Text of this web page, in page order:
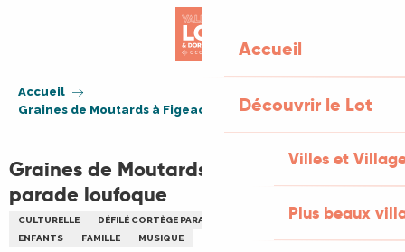
Accueil
Découvrir le Lot
Villes et
Plus beaux
Accueil
Graines de Moutards à Figeac : la parade loufoque
Graines de Moutards à Figeac : la
parade loufoque
CULTURELLE DÉFILÉ CORTÈGE PARADE
EVÉNEMENT JEUNE PUBLIC
ENFANTS
FAMILLE MUSIQUE